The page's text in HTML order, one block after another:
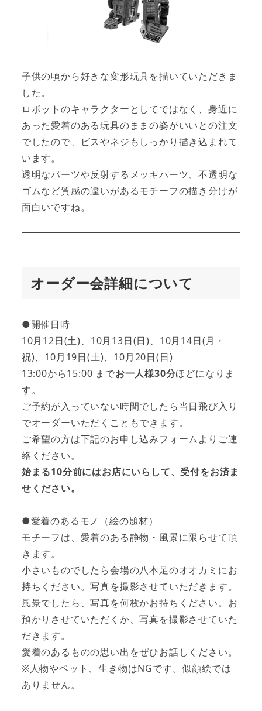
子供の頃から好きな変形玩具を描いていただきま
した。
ロボットのキャラクターとしてではなく、身近に
あった愛着のある玩具のままの姿がいいとの注文
でしたので、ビスやネジもしっかり描き込まれて
います。
透明なパーツや反射するメッキパーツ、不透明な
ゴムなど質感の違いがあるモチーフの描き分けが
面白いですね。
オーダー会詳細について
●開催日時
10月12日(土)、10月13日(日)、10月14日(月・
祝)、10月19日(土)、10月20日(日)
13:00から15:00 までお一人様30分ほどになりま
す。
ご予約が入っていない時間でしたら当日飛び入り
でオーダーいただくこともできます。
ご希望の方は下記のお申し込みフォームよりご連
絡ください。
始まる10分前にはお店にいらして、受付をお済ま
せください。
●愛着のあるモノ（絵の題材）
モチーフは、愛着のある静物・風景に限らせて頂
きます。
小さいものでしたら会場の八本足のオオカミにお
持ちください。写真を撮影させていただきます。
風景でしたら、写真を何枚かお持ちください。お
預かりさせていただくか、写真を撮影させていた
だきます。
愛着のあるものの思い出をぜひお話しください。
※人物やペット、生き物はNGです。似顔絵では
ありません。